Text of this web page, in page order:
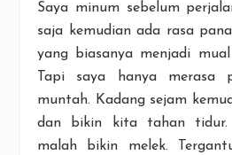
Saya minum sebelum
saja kemudian ada rasa
yang biasanya menjadi
Tapi saya hanya merasa
muntah. Kadang sejam
dan bikin kita tahan tidur.
malah bikin melek.